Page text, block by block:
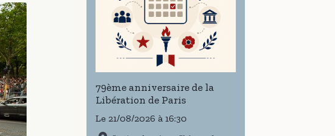
79ème anniversaire de la
Libération de Paris
Le 21/08/2026 à 16:30